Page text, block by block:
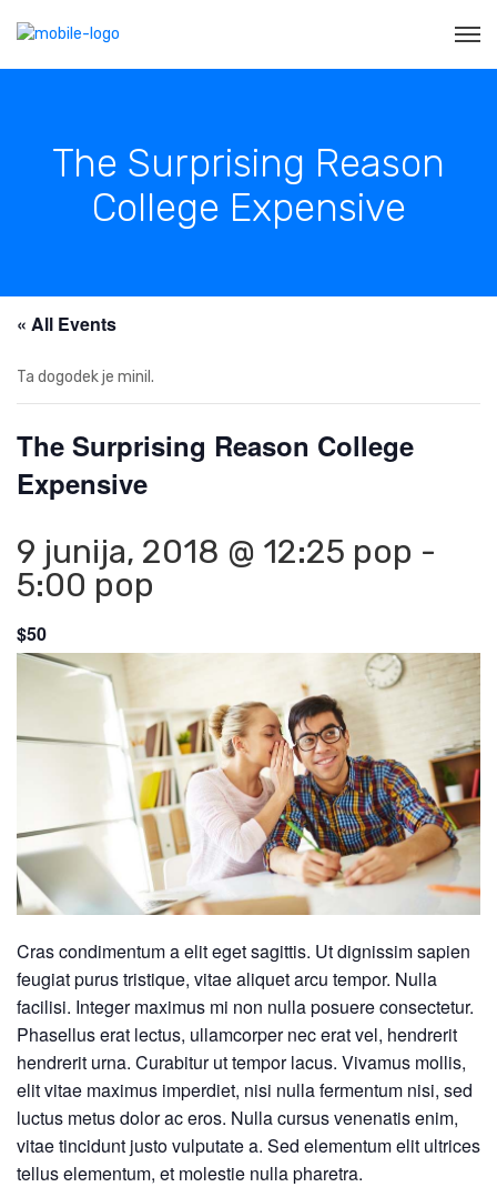
The Surprising Reason
College Expensive
« All Events
Ta dogodek je minil.
The Surprising Reason College
Expensive
9 junija, 2018 @ 12:25 pop -
5:00 pop
$50
Cras condimentum a elit eget sagittis. Ut dignissim sapien
feugiat purus tristique, vitae aliquet arcu tempor. Nulla
facilisi. Integer maximus mi non nulla posuere consectetur.
Phasellus erat lectus, ullamcorper nec erat vel, hendrerit
hendrerit urna. Curabitur ut tempor lacus. Vivamus mollis,
elit vitae maximus imperdiet, nisi nulla fermentum nisi, sed
luctus metus dolor ac eros. Nulla cursus venenatis enim,
vitae tincidunt justo vulputate a. Sed elementum elit ultrices
tellus elementum, et molestie nulla pharetra.